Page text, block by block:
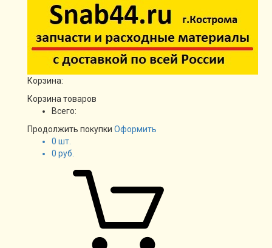
Корзина:
Корзина товаров
Всего:
Продолжить покупки Оформить
0 шт.
0 руб.